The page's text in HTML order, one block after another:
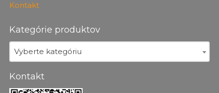
Kontakt
Kategórie produktov
Vyberte kategóriu
Kontakt